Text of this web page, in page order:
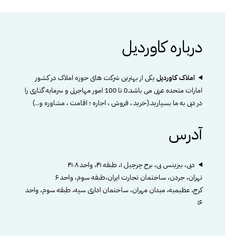
درباره کاوردیل
املاک کاوردیلیکی از بهترین شرکت های حوزه املاک در کشور
امارات متحده عربی می باشد.0 تا 100 امور مهاجرتی و سرمایه گذاری را
در دبی به ما بسپارید.(خرید ، فروش ، اجاره ؛ اقامت ، مشاوره و...)
آدرس
دبی، بیزینس بی، برج چرچیل ۱، طبقه ۴۱، واحد ۴۱۰۸
تهران، جردن، ساختمان تجارت ایران،طبقه سوم، واحد ۶
کرج، عظیمیه، میدان مهران، ساختمان اداری سپه، طبقه سوم، واحد
۱۶